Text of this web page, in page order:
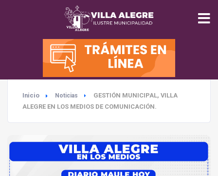
INICIO
MUNICIPALIDAD
SEGURIDAD
SALUD
Inicio Noticias
GESTIÓN MUNICIPAL, VILLA
ALEGRE EN LOS MEDIOS DE COMUNICACIÓN.